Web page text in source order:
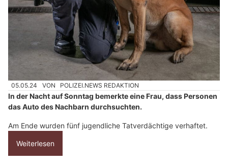
05.05.24 VON POLIZEI.NEWS REDAKTION
In der Nacht auf Sonntag bemerkte eine Frau, dass Personen
das Auto des Nachbarn durchsuchten.
Am Ende wurden fünf jugendliche Tatverdächtige verhaftet.
Weiterlesen